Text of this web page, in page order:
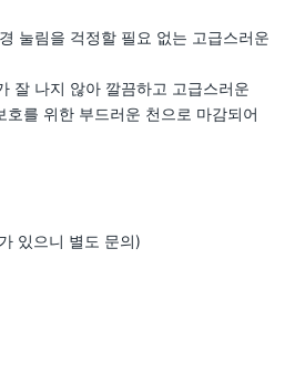
눌림을 걱정할 필요 없는 고급스러운
잘 나지 않아 깔끔하고 고급스러운
호를 위한 부드러운 천으로 마감되어
있으니 별도 문의)